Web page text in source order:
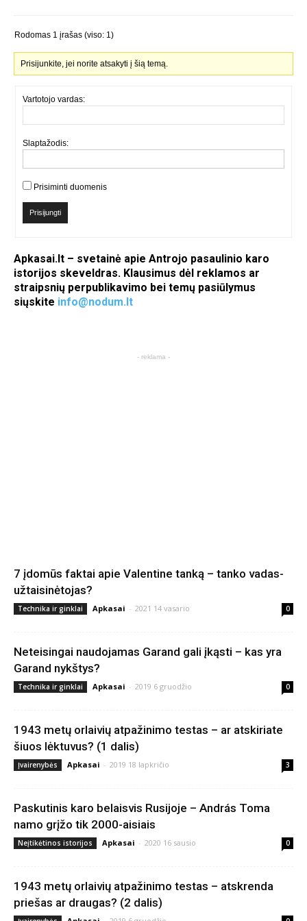
Rodomas 1 įrašas (viso: 1)
Prisijunkite, jei norite atsakyti į šią temą.
Vartotojo vardas:
Slaptažodis:
Prisiminti duomenis
Prisijungti
Apkasai.lt – svetainė apie Antrojo pasaulinio karo
istorijos skeveldras. Klausimus dėl reklamos ar
straipsnių perpublikavimo bei temų pasiūlymus
siųskite info@nodum.lt
- reklama -
7 įdomūs faktai apie Valentine tanką – tanko vadas-
užtaisinėtojas?
Technika ir ginklai Apkasai - 2021 14 vasario 0
Neteisingai naudojamas Garand gali įkąsti – kas yra
Garand nykštys?
Technika ir ginklai Apkasai - 2019 6 gruodžio 0
1943 metų orlaivių atpažinimo testas – ar atskiriate
šiuos lėktuvus? (1 dalis)
Įvairenybės Apkasai - 2019 18 lapkričio 3
Paskutinis karo belaisvis Rusijoje – András Toma
namo grįžo tik 2000-aisiais
Neįtikėtinos istorijos Apkasai - 2020 16 sausio 0
1943 metų orlaivių atpažinimo testas – atskrenda
priešas ar draugas? (2 dalis)